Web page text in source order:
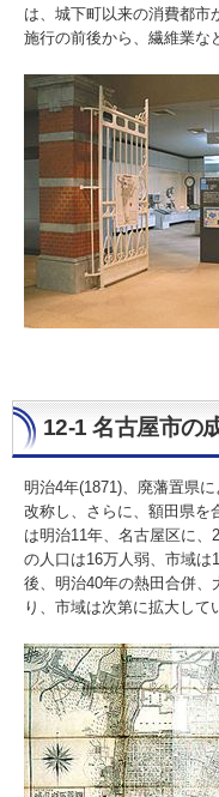
は、城下町以来の消費都市
施行の前後から、繊維業な
12-1 名古屋市の
明治4年(1871)、廃藩置県
改称し、さらに、額田県を
は明治11年、名古屋区に
の人口は16万人弱、市域
後、明治40年の熱田合併、
り、市域は次第に拡大して